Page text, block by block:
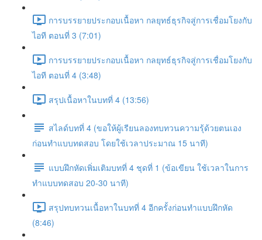
การบรรยายประกอบเนื้อหา กลยุทธ์ธุรกิจสู่การเชื่อมโยงกับ
ไอที ตอนที่ 3 (7:01)
การบรรยายประกอบเนื้อหา กลยุทธ์ธุรกิจสู่การเชื่อมโยงกับ
ไอที ตอนที่ 4 (3:48)
สรุปเนื้อหาในบทที่ 4 (13:56)
สไลด์บทที่ 4 (ขอให้ผู้เรียนลองทบทวนความรุ้ด้วยตนเอง
ก่อนทำแบบทดสอบ โดยใช้เวลาประมาณ 15 นาที)
แบบฝึกหัดเพิ่มเติมบทที่ 4 ชุดที่ 1 (ข้อเขียน ใช้เวลาในการ
ทำแบบทดสอบ 20-30 นาที)
สรุปทบทวนเนื้อหาในบทที่ 4 อีกครั้งก่อนทำแบบฝึกหัด
(8:46)